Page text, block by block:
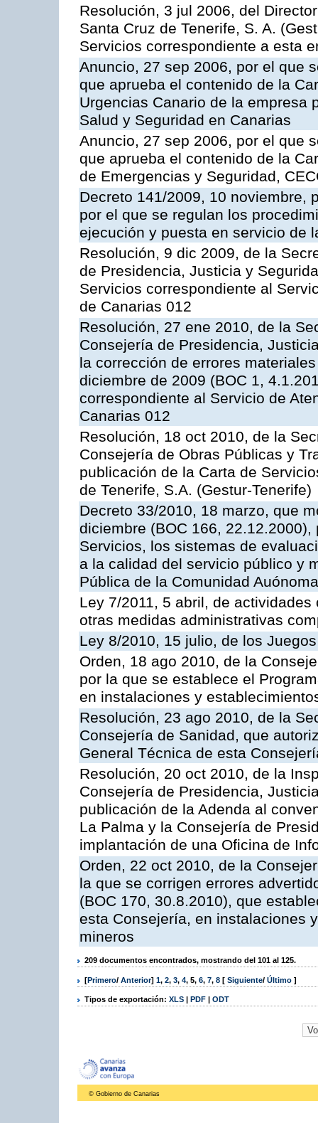
Resolución, 3 jul 2006, del
Santa Cruz de Tenerife, S. A.
Servicios correspondiente a esta
Anuncio, 27 sep 2006, por el que
que aprueba el contenido de la
Urgencias Canario de la empresa
Salud y Seguridad en Canarias
Anuncio, 27 sep 2006, por el que
que aprueba el contenido de la
de Emergencias y Seguridad,
Decreto 141/2009, 10 noviembre,
por el que se regulan los
ejecución y puesta en servicio de
Resolución, 9 dic 2009, de la
de Presidencia, Justicia y
Servicios correspondiente al
de Canarias 012
Resolución, 27 ene 2010, de la
Consejería de Presidencia,
la corrección de errores
diciembre de 2009 (BOC 1,
correspondiente al Servicio de
Canarias 012
Resolución, 18 oct 2010, de la
Consejería de Obras Públicas y
publicación de la Carta de
de Tenerife, S.A. (Gestur-Tenerife)
Decreto 33/2010, 18 marzo, que
diciembre (BOC 166,
Servicios, los sistemas de
a la calidad del servicio público y
Pública de la Comunidad
Ley 7/2011, 5 abril, de
otras medidas administrativas
Ley 8/2010, 15 julio, de los
Orden, 18 ago 2010, de la
por la que se establece el
en instalaciones y
Resolución, 23 ago 2010, de la
Consejería de Sanidad, que
General Técnica de esta
Resolución, 20 oct 2010, de la
Consejería de Presidencia,
publicación de la Adenda al
La Palma y la Consejería de
implantación de una Oficina de
Orden, 22 oct 2010, de la
la que se corrigen errores
(BOC 170, 30.8.2010), que
esta Consejería, en instalaciones
mineros
209 documentos encontrados, mostrando del 101 al 125.
[Primero/ Anterior] 1, 2, 3, 4, 5, 6, 7, 8 [ Siguiente/ Último ]
Tipos de exportación: XLS | PDF | ODT
© Gobierno de Canarias